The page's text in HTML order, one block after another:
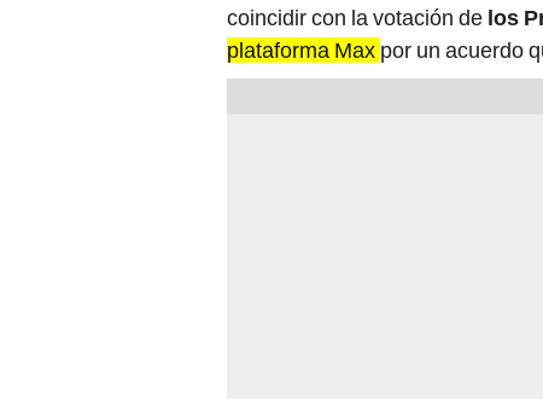
coincidir con la votación de los
plataforma Max por un acuerdo